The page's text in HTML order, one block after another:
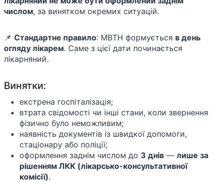
числом, за винятком окремих ситуацій.
📌 Стандартне правило: МВТН формується в день
огляду лікарем. Саме з цієї дати починається
лікарняний.
Винятки:
екстрена госпіталізація;
втрата свідомості чи інші стани, коли звернення
фізично було неможливим;
наявність документів із швидкої допомоги,
стаціонару або поліції;
оформлення заднім числом до 3 днів — лише за
рішенням ЛКК (лікарсько-консультативної
комісії).